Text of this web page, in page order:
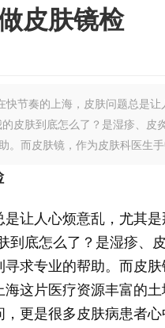
皮肤镜检
快节奏的上海，皮肤问题总是
皮肤到底怎么了？是湿疹、皮
。而皮肤镜，作为皮肤科医生手
让人心烦意乱，尤其
到底怎么了？是湿疹、
求专业的帮助。而皮肤
这片医疗资源丰富的
更是很多皮肤病患者心